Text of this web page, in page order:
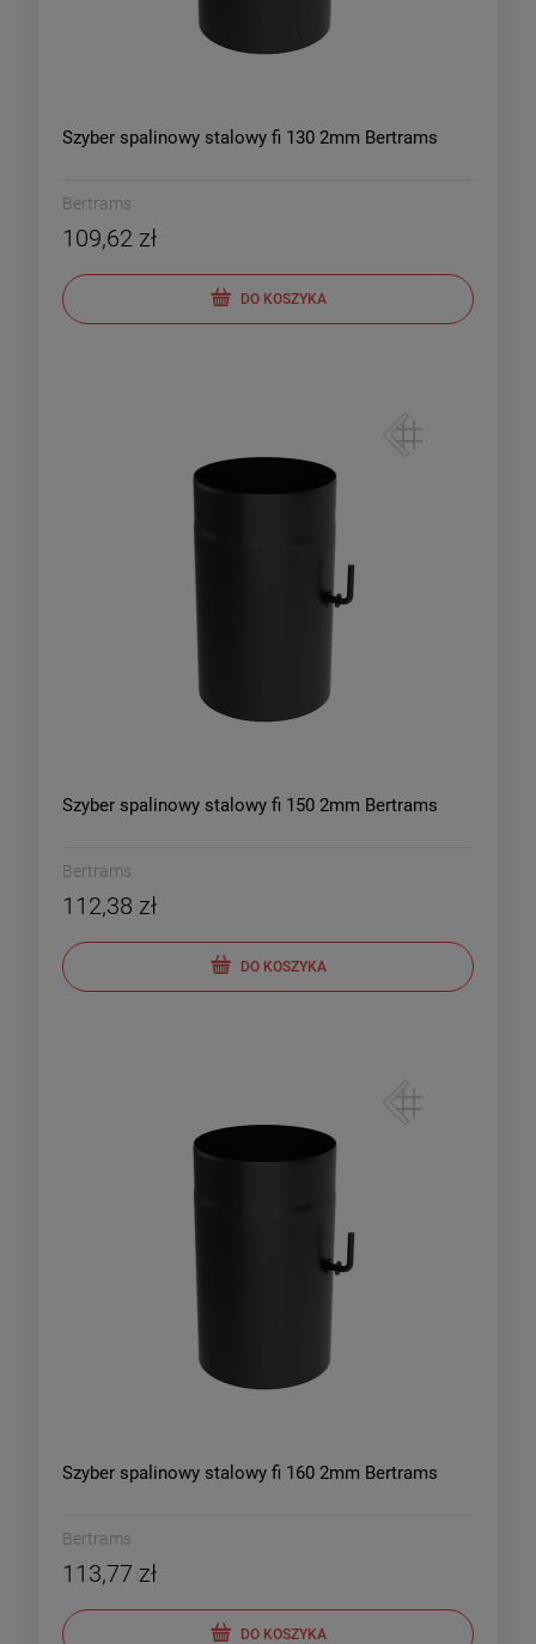
Szyber spalinowy stalowy fi 130 2mm Bertrams
Bertrams
109,62 zł
DO KOSZYKA
Szyber spalinowy stalowy fi 150 2mm Bertrams
Bertrams
112,38 zł
DO KOSZYKA
Szyber spalinowy stalowy fi 160 2mm Bertrams
Bertrams
113,77 zł
DO KOSZYKA